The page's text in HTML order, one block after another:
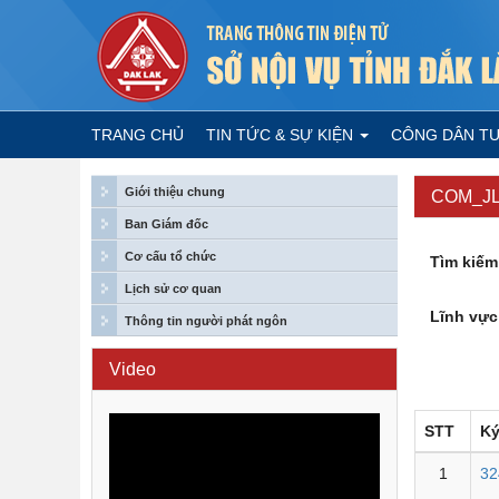
TRANG CHỦ TIN TỨC & SỰ KIỆN CÔNG DÂN
Giới thiệu chung
Ban Giám đốc
Cơ cấu tổ chức
Lịch sử cơ quan
Thông tin người phát ngôn
Video
Tìm kiếm
Lĩnh vực
STT
1